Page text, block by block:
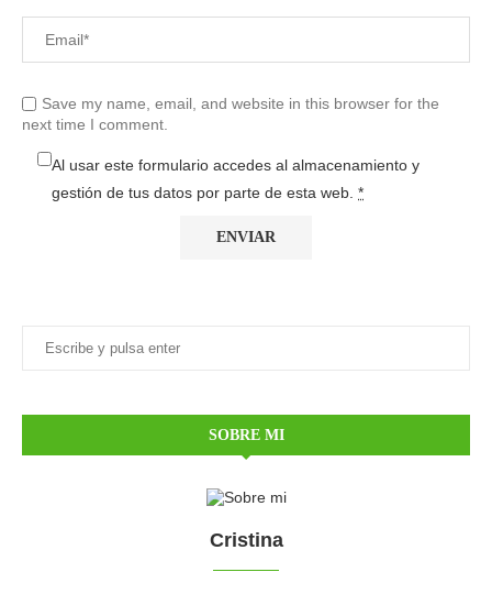
Save my name, email, and website in this browser for the
next time I comment.
Al usar este formulario accedes al almacenamiento y
gestión de tus datos por parte de esta web. *
SOBRE MI
Cristina